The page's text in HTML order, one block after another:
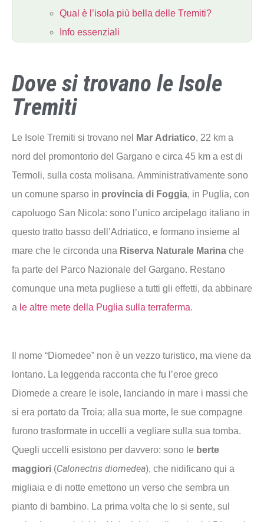
Qual è l’isola più bella delle Tremiti?
Info essenziali
Dove si trovano le Isole
Tremiti
Le Isole Tremiti si trovano nel Mar Adriatico, 22 km a
nord del promontorio del Gargano e circa 45 km a est di
Termoli, sulla costa molisana. Amministrativamente sono
un comune sparso in provincia di Foggia, in Puglia, con
capoluogo San Nicola: sono l’unico arcipelago italiano in
questo tratto basso dell’Adriatico, e formano insieme al
mare che le circonda una Riserva Naturale Marina che
fa parte del Parco Nazionale del Gargano. Restano
comunque una meta pugliese a tutti gli effetti, da abbinare
a le altre mete della Puglia sulla terraferma.
Il nome “Diomedee” non è un vezzo turistico, ma viene da
lontano. La leggenda racconta che fu l’eroe greco
Diomede a creare le isole, lanciando in mare i massi che
si era portato da Troia; alla sua morte, le sue compagne
furono trasformate in uccelli a vegliare sulla sua tomba.
Quegli uccelli esistono per davvero: sono le berte
maggiori (Calonectris diomedea), che nidificano qui a
migliaia e di notte emettono un verso che sembra un
pianto di bambino. La prima volta che lo si sente, sul